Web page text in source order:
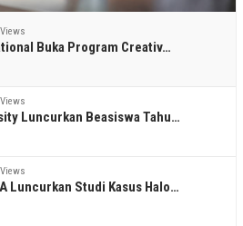
Buka Program Creativ…
Luncurkan Beasiswa Tahu…
Luncurkan Studi Kasus Halo…